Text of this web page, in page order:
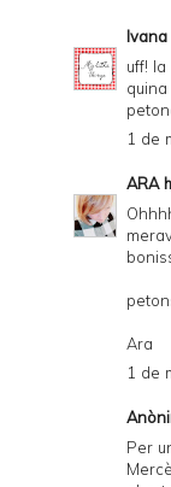
Ivana
uff!
1 de
ARA
Ara
1 de
Per